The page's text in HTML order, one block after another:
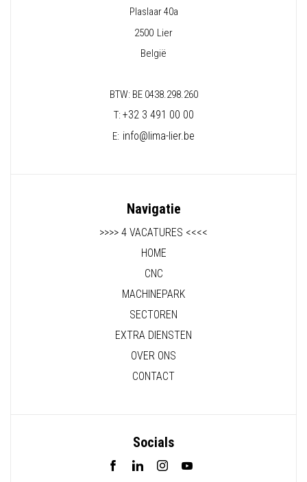
Plaslaar 40a
2500 Lier
België
BTW: BE 0438.298.260
T: +32 3 491 00 00
E: info@lima-lier.be
Navigatie
>>>> 4 VACATURES <<<<
HOME
CNC
MACHINEPARK
SECTOREN
EXTRA DIENSTEN
OVER ONS
CONTACT
Socials